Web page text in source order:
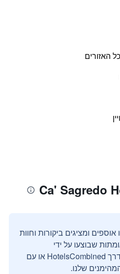
האזורים
אוספים ומציגים ביקורות וחוות
שבוצעו על ידי
משתמשים אמיתיים דרך HotelsCombined או עם
שלנו.